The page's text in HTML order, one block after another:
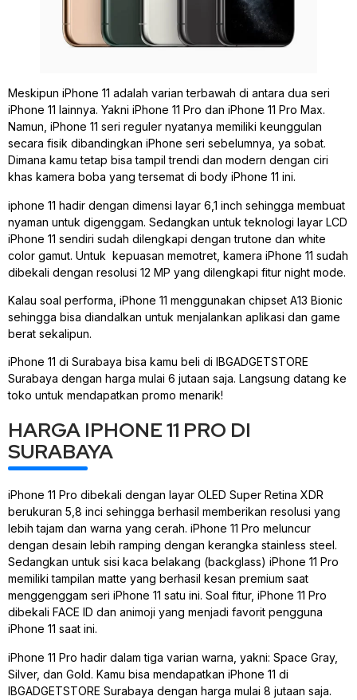
Meskipun iPhone 11 adalah varian terbawah di antara dua seri
iPhone 11 lainnya. Yakni iPhone 11 Pro dan iPhone 11 Pro Max.
Namun, iPhone 11 seri reguler nyatanya memiliki keunggulan
secara fisik dibandingkan iPhone seri sebelumnya, ya sobat.
Dimana kamu tetap bisa tampil trendi dan modern dengan ciri
khas kamera boba yang tersemat di body iPhone 11 ini.
iphone 11 hadir dengan dimensi layar 6,1 inch sehingga membuat
nyaman untuk digenggam. Sedangkan untuk teknologi layar LCD
iPhone 11 sendiri sudah dilengkapi dengan trutone dan white
color gamut. Untuk kepuasan memotret, kamera iPhone 11 sudah
dibekali dengan resolusi 12 MP yang dilengkapi fitur night mode.
Kalau soal performa, iPhone 11 menggunakan chipset A13 Bionic
sehingga bisa diandalkan untuk menjalankan aplikasi dan game
berat sekalipun.
iPhone 11 di Surabaya bisa kamu beli di IBGADGETSTORE
Surabaya dengan harga mulai 6 jutaan saja. Langsung datang ke
toko untuk mendapatkan promo menarik!
HARGA IPHONE 11 PRO DI
SURABAYA
iPhone 11 Pro dibekali dengan layar OLED Super Retina XDR
berukuran 5,8 inci sehingga berhasil memberikan resolusi yang
lebih tajam dan warna yang cerah. iPhone 11 Pro meluncur
dengan desain lebih ramping dengan kerangka stainless steel.
Sedangkan untuk sisi kaca belakang (backglass) iPhone 11 Pro
memiliki tampilan matte yang berhasil kesan premium saat
menggenggam seri iPhone 11 satu ini. Soal fitur, iPhone 11 Pro
dibekali FACE ID dan animoji yang menjadi favorit pengguna
iPhone 11 saat ini.
iPhone 11 Pro hadir dalam tiga varian warna, yakni: Space Gray,
Silver, dan Gold. Kamu bisa mendapatkan iPhone 11 di
IBGADGETSTORE Surabaya dengan harga mulai 8 jutaan saja.